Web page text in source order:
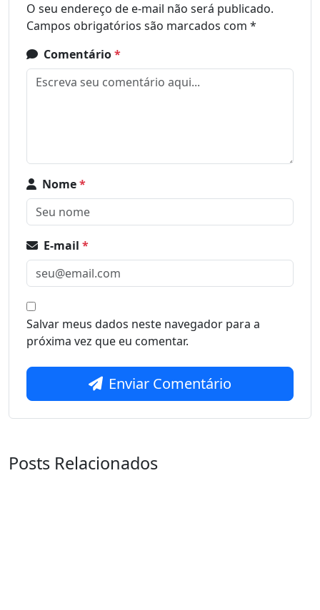
O seu endereço de e-mail não será publicado.
Campos obrigatórios são marcados com *
Comentário*
Nome*
E-mail *
Salvar meus dados neste navegador para a
próxima vez que eu comentar.
Enviar Comentário
Posts Relacionados